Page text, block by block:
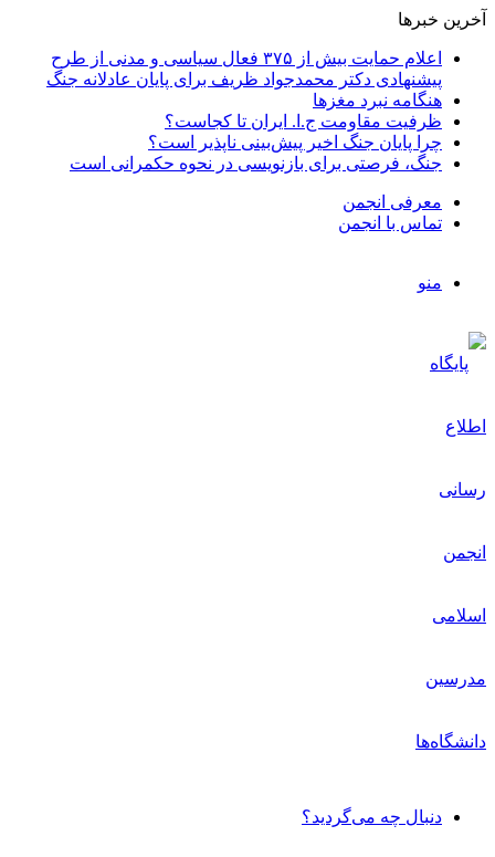
آخرین خبرها
اعلام حمایت بیش از ۳۷۵ فعال سیاسی و مدنی از طرح
پیشنهادی دکتر محمدجواد ظریف برای پایان عادلانه جنگ
هنگامه نبرد مغزها
ظرفیت مقاومت ج.ا. ایران تا کجاست؟
چرا پایان جنگ اخیر پیش‌بینی ناپذیر است؟
جنگ، فرصتی برای بازنویسی در نحوه حکمرانی است
معرفی انجمن
تماس با انجمن
منو
دنبال چه می‌گردید؟